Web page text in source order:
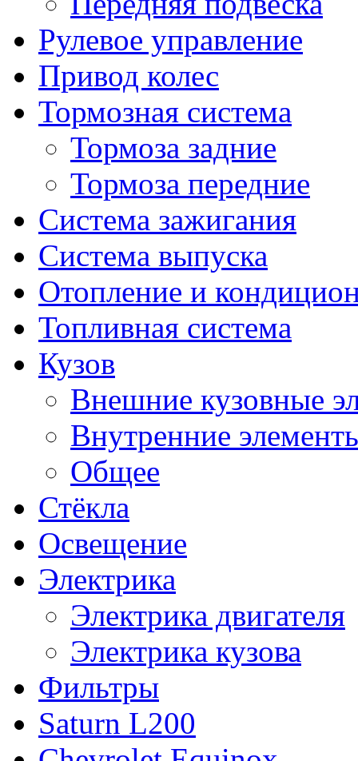
Рулевое управление
Привод колес
Тормозная система
Тормоза задние
Тормоза передние
Система зажигания
Система выпуска
Отопление и
Топливная система
Кузов
Внешние кузовные
Внутренние
Общее
Стёкла
Освещение
Электрика
Электрика двигателя
Электрика кузова
Фильтры
Saturn L200